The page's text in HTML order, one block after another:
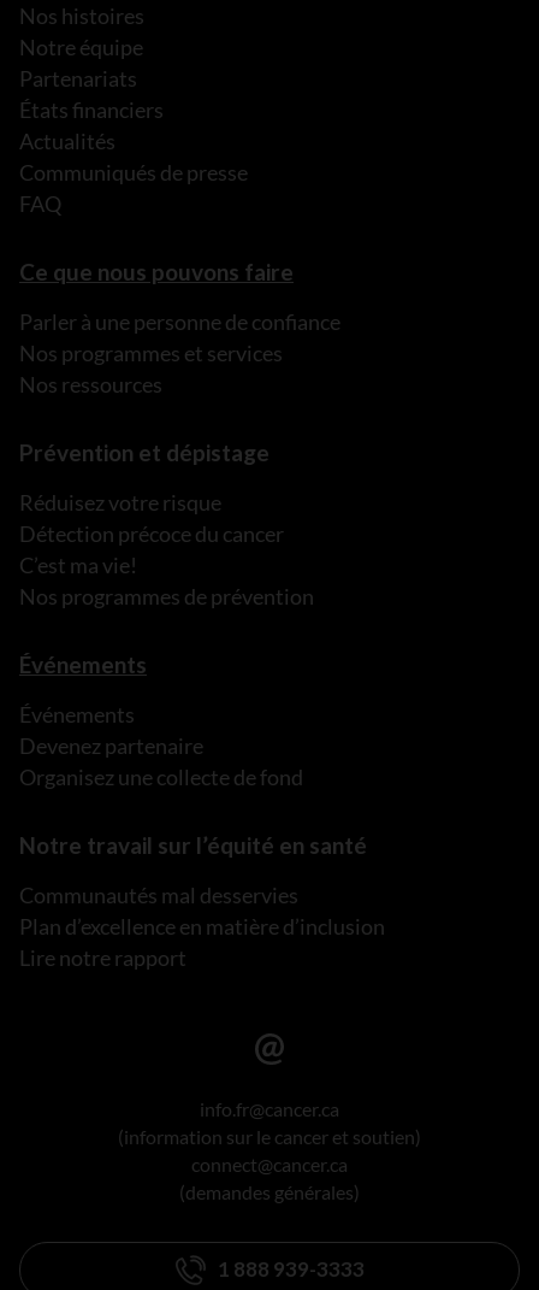
Nos histoires
Notre équipe
Partenariats
États financiers
Actualités
Communiqués de presse
FAQ
Ce que nous pouvons faire
Parler à une personne de confiance
Nos programmes et services
Nos ressources
Prévention et dépistage
Réduisez votre risque
Détection précoce du cancer
C’est ma vie!
Nos programmes de prévention
Événements
Événements
Devenez partenaire
Organisez une collecte de fond
Notre travail sur l’équité en santé
Communautés mal desservies
Plan d’excellence en matière d’inclusion
Lire notre rapport
info.fr@cancer.ca
(information sur le cancer et soutien)
connect@cancer.ca
(demandes générales)
1 888 939-3333